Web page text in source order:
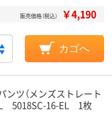
販売価格（税込） ￥4,190
カゴへ
ツ（メンズストレート
5018SC-16-EL 1枚